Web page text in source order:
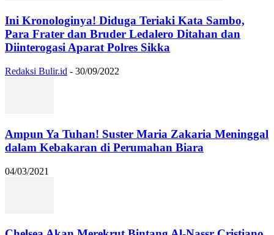
Ini Kronologinya! Diduga Teriaki Kata Sambo,
Para Frater dan Bruder Ledalero Ditahan dan
Diinterogasi Aparat Polres Sikka
Redaksi Bulir.id - 30/09/2022
Ampun Ya Tuhan! Suster Maria Zakaria Meninggal
dalam Kebakaran di Perumahan Biara
04/03/2021